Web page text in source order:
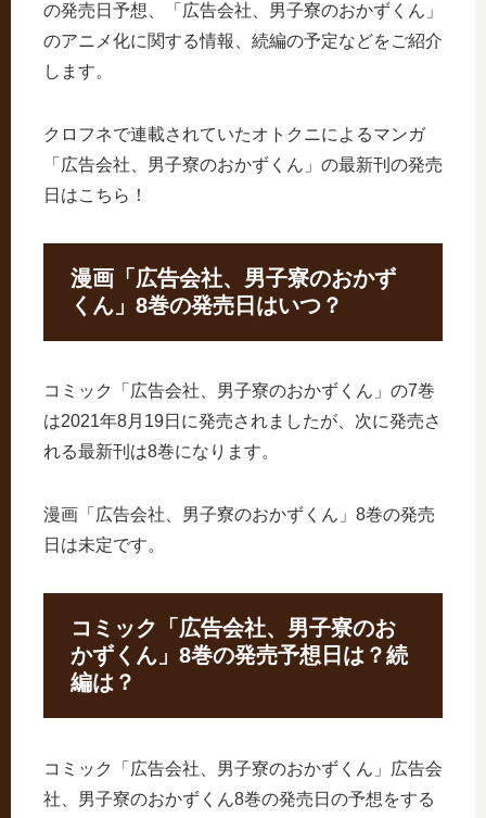
の発売日予想、「広告会社、男子寮のおかずくん」
のアニメ化に関する情報、続編の予定などをご紹介
します。
クロフネで連載されていたオトクニによるマンガ
「広告会社、男子寮のおかずくん」の最新刊の発売
日はこちら！
漫画「広告会社、男子寮のおかず
くん」8巻の発売日はいつ？
コミック「広告会社、男子寮のおかずくん」の7巻
は2021年8月19日に発売されましたが、次に発売さ
れる最新刊は8巻になります。
漫画「広告会社、男子寮のおかずくん」8巻の発売
日は未定です。
コミック「広告会社、男子寮のお
かずくん」8巻の発売予想日は？続
編は？
コミック「広告会社、男子寮のおかずくん」広告会
社、男子寮のおかずくん8巻の発売日の予想をする